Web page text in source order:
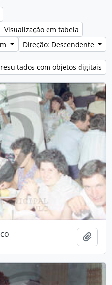
Visualização em tabela
Direção: Descendente
com objetos digitais